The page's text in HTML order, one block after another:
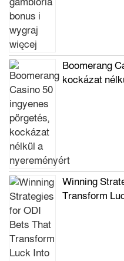
Boomerang
kockázat
Winning
Transform